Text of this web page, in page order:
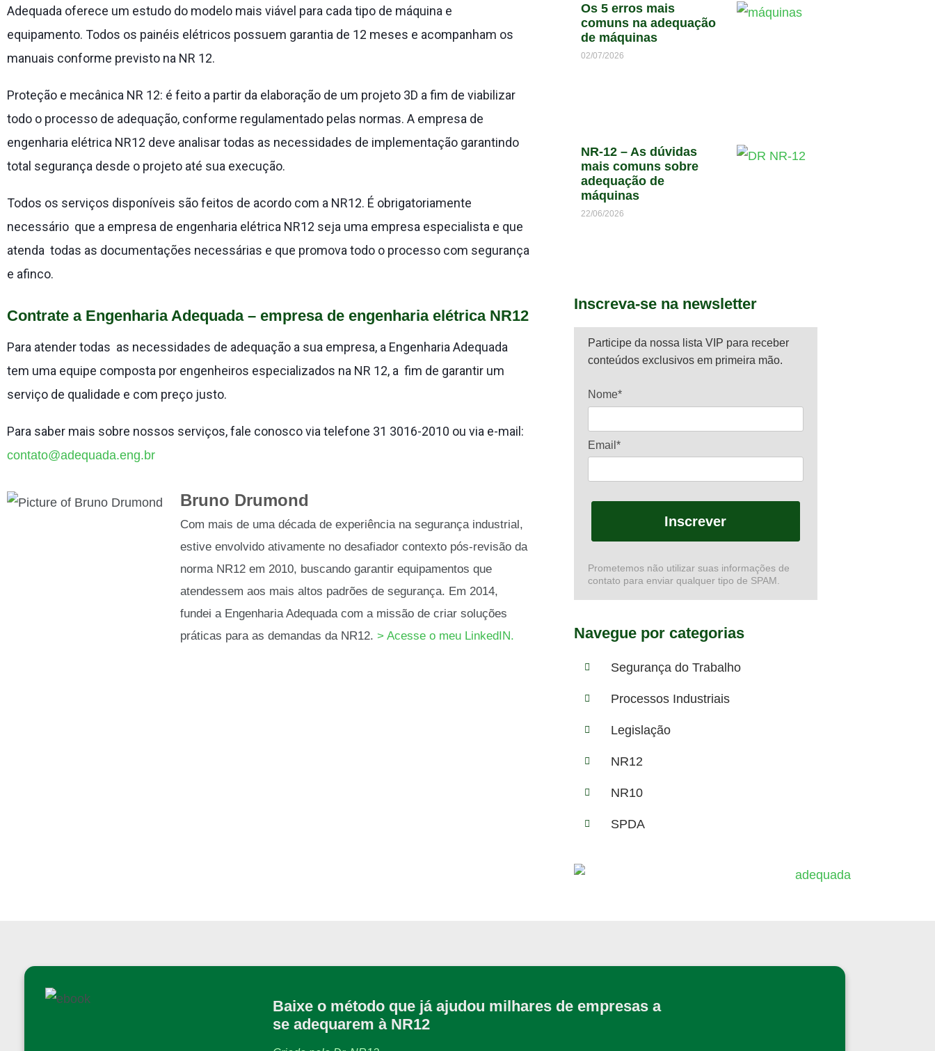
Adequada oferece um estudo do modelo mais viável para cada tipo de máquina e
equipamento. Todos os painéis elétricos possuem garantia de 12 meses e acompanham os
manuais conforme previsto na NR 12.
Proteção e mecânica NR 12: é feito a partir da elaboração de um projeto 3D a fim de viabilizar
todo o processo de adequação, conforme regulamentado pelas normas. A empresa de
engenharia elétrica NR12 deve analisar todas as necessidades de implementação garantindo
total segurança desde o projeto até sua execução.
Todos os serviços disponíveis são feitos de acordo com a NR12. É obrigatoriamente
necessário que a empresa de engenharia elétrica NR12 seja uma empresa especialista e que
atenda todas as documentações necessárias e que promova todo o processo com segurança
e afinco.
Contrate a Engenharia Adequada – empresa de engenharia elétrica NR12
Para atender todas as necessidades de adequação a sua empresa, a Engenharia Adequada
tem uma equipe composta por engenheiros especializados na NR 12, a fim de garantir um
serviço de qualidade e com preço justo.
Para saber mais sobre nossos serviços, fale conosco via telefone 31 3016-2010 ou via e-mail:
contato@adequada.eng.br
Bruno Drumond
Com mais de uma década de experiência na segurança industrial,
estive envolvido ativamente no desafiador contexto pós-revisão da
norma NR12 em 2010, buscando garantir equipamentos que
atendessem aos mais altos padrões de segurança. Em 2014,
fundei a Engenharia Adequada com a missão de criar soluções
práticas para as demandas da NR12. > Acesse o meu LinkedIN.
Os 5 erros mais
comuns na adequação
de máquinas
02/07/2026
NR-12 – As dúvidas
mais comuns sobre
adequação de
máquinas
22/06/2026
Inscreva-se na newsletter
Participe da nossa lista VIP para receber
conteúdos exclusivos em primeira mão.
Nome*
Email*
Inscrever
Prometemos não utilizar suas informações de
contato para enviar qualquer tipo de SPAM.
Navegue por categorias
Segurança do Trabalho
Processos Industriais
Legislação
NR12
NR10
SPDA
Baixe o método que já ajudou milhares de empresas a
se adequarem à NR12